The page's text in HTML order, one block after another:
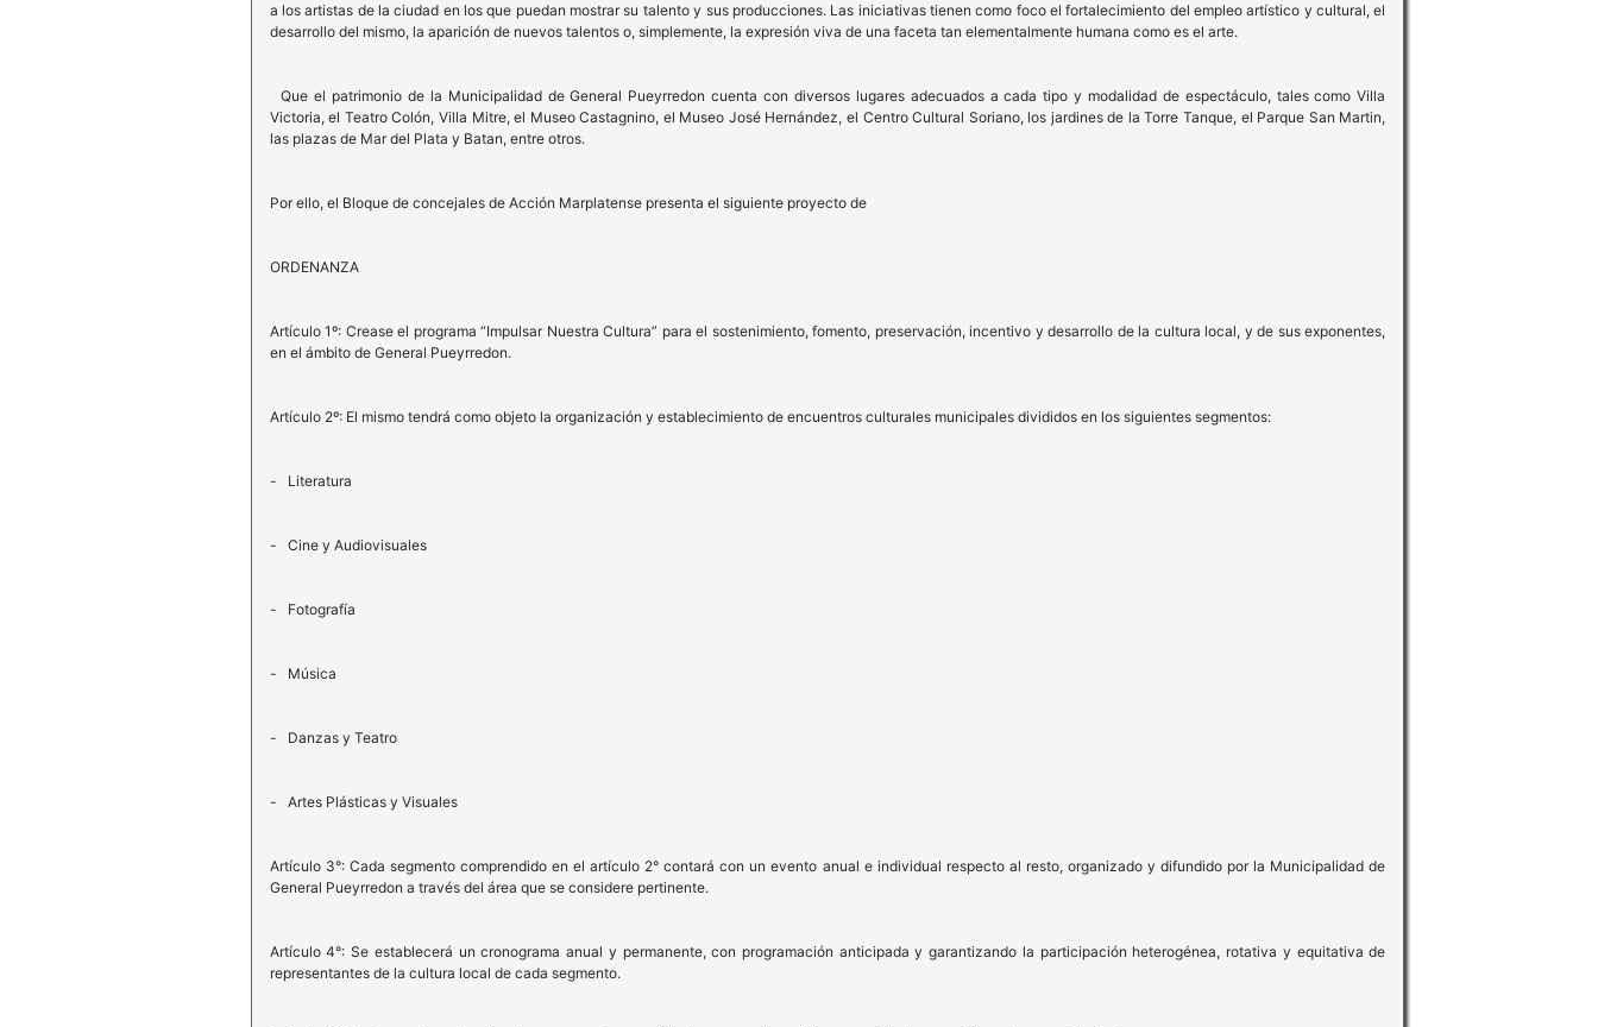
a los artistas de la ciudad en los que puedan mostrar su talento y sus producciones. Las iniciativas tienen como foco el fortalecimiento del empleo artístico y cultural, el
desarrollo del mismo, la aparición de nuevos talentos o, simplemente, la expresión viva de una faceta tan elementalmente humana como es el arte.
Que el patrimonio de la Municipalidad de General Pueyrredon cuenta con diversos lugares adecuados a cada tipo y modalidad de espectáculo, tales como Villa
Victoria, el Teatro Colón, Villa Mitre, el Museo Castagnino, el Museo José Hernández, el Centro Cultural Soriano, los jardines de la Torre Tanque, el Parque San Martin,
las plazas de Mar del Plata y Batan, entre otros.
Por ello, el Bloque de concejales de Acción Marplatense presenta el siguiente proyecto de
ORDENANZA
Artículo 1º: Crease el programa “Impulsar Nuestra Cultura” para el sostenimiento, fomento, preservación, incentivo y desarrollo de la cultura local, y de sus exponentes,
en el ámbito de General Pueyrredon.
Artículo 2º: El mismo tendrá como objeto la organización y establecimiento de encuentros culturales municipales divididos en los siguientes segmentos:
- Literatura
- Cine y Audiovisuales
- Fotografía
- Música
- Danzas y Teatro
- Artes Plásticas y Visuales
Artículo 3°: Cada segmento comprendido en el artículo 2° contará con un evento anual e individual respecto al resto, organizado y difundido por la Municipalidad de
General Pueyrredon a través del área que se considere pertinente.
Artículo 4°: Se establecerá un cronograma anual y permanente, con programación anticipada y garantizando la participación heterogénea, rotativa y equitativa de
representantes de la cultura local de cada segmento.